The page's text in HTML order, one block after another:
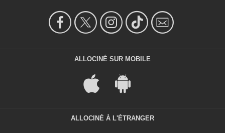
ALLOCINÉ SUR MOBILE
ALLOCINÉ À L'ÉTRANGER